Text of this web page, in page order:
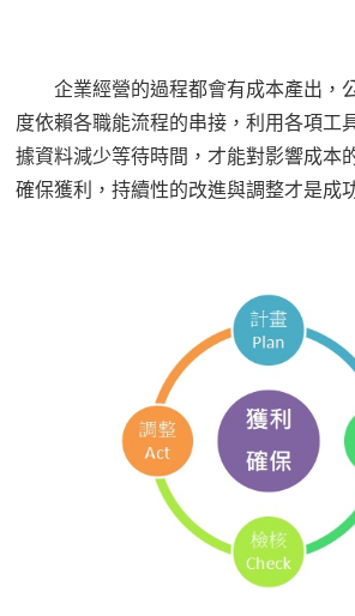
企業經營的過程都會有成本產出，
度依賴各職能流程的串接，利用各項工
據資料減少等待時間，才能對影響成本
確保獲利，持續性的改進與調整才是成